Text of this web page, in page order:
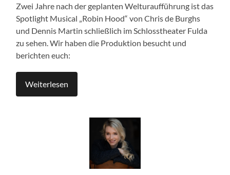
Zwei Jahre nach der geplanten Welturaufführung ist das
Spotlight Musical „Robin Hood“ von Chris de Burghs
und Dennis Martin schließlich im Schlosstheater Fulda
zu sehen. Wir haben die Produktion besucht und
berichten euch:
Weiterlesen